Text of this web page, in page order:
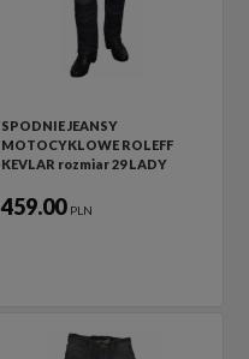
SPODNIE JEANSY
MOTOCYKLOWE ROLEFF
KEVLAR rozmiar 29 LADY
459.00 PLN